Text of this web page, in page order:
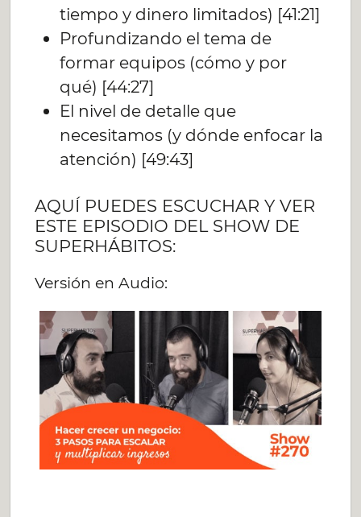
tiempo y dinero limitados) [41:21]
Profundizando el tema de
formar equipos (cómo y por
qué) [44:27]
El nivel de detalle que
necesitamos (y dónde enfocar la
atención) [49:43]
AQUÍ PUEDES ESCUCHAR Y VER
ESTE EPISODIO DEL SHOW DE
SUPERHÁBITOS:
Versión en Audio: